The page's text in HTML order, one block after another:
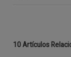
10 Artículos